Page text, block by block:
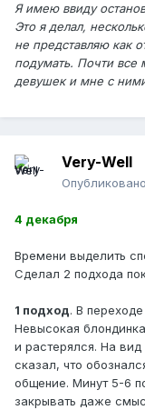
Я имею ввиду
Это я делал,
не представляю как
подумать. Почти все
девушек и мне с
Very-Well
4 декабря
Времени выделить
Сделал 2 подхода
1 подход. В
Невысокая
и растерялся. На
сказал, что
общение. Минут 5-6
закрывать даже